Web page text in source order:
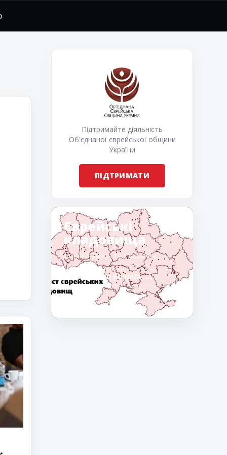
Підтримайте діяльність
Об'єднаної єврейської общини
України
ПІДТРИМАТИ
Єврейські
кладовища
Історія, пам’ять та спадщина.
ПЕРЕЙТИ ДО РОЗДІЛУ →